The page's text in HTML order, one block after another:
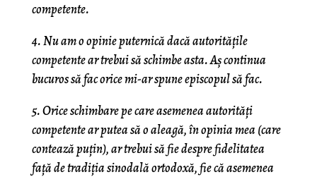
competente.
4. Nu am o opinie puternică dacă autoritățile
competente ar trebui să schimbe asta. Aș continua
bucuros să fac orice mi-ar spune episcopul să fac.
5. Orice schimbare pe care asemenea autorități
competente ar putea să o aleagă, în opinia mea (care
contează puțin), ar trebui să fie despre fidelitatea
față de tradiția sinodală ortodoxă, fie că asemenea